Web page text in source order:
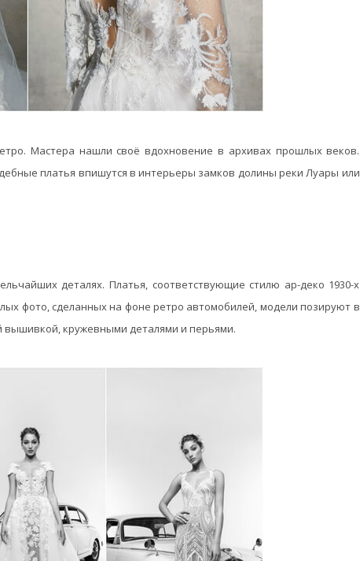
Мастера нашли своё вдохновение в архивах прошлых веков.
платья впишутся в интерьеры замков долины реки Луары или
деталях. Платья, соответствующие стилю ар-деко 1930-х
фото, сделанных на фоне ретро автомобилей, модели позируют в
кружевными деталями и перьями.